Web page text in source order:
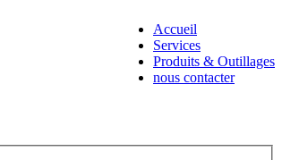
Accueil
Services
Produits & Outillages
nous contacter